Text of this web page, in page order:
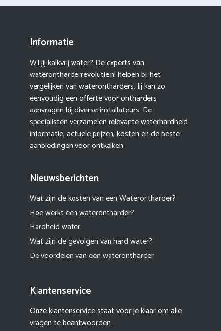
Informatie
Wil jij kalkvrij water? De experts van
waterontharderrevolutie.nl helpen bij het
vergelijken van waterontharders. Jij kan zo
eenvoudig een offerte voor ontharders
aanvragen bij diverse installateurs. De
specialisten verzamelen relevante waterhardheid
informatie, actuele prijzen, kosten en de beste
aanbiedingen voor ontkalken.
Nieuwsberichten
Wat zijn de kosten van een Waterontharder?
Hoe werkt een waterontharder?
Hardheid water
Wat zijn de gevolgen van hard water?
De voordelen van een waterontharder
Klantenservice
Onze klantenservice staat voor je klaar om alle
vragen te beantwoorden.